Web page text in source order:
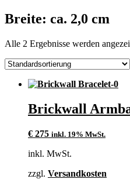
Breite: ca. 2,0 cm
Alle 2 Ergebnisse werden
Brickwall
€ 275 inkl. 19% MwSt.
inkl. MwSt.
zzgl. Versandkosten